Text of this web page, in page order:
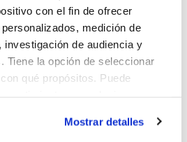
con el fin de ofrecer
medición de
investigación de audiencia y
Tiene la opción de seleccionar
qué propósitos. Puede
Mostrar detalles